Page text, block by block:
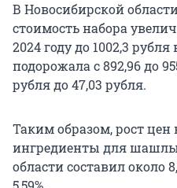
В Новосибирской
стоимость набора
2024 году до 1002,3
подорожала с 892,96 до
рубля до 47,03 рубля.
Таким образом, рост цен
ингредиенты для
области составил около